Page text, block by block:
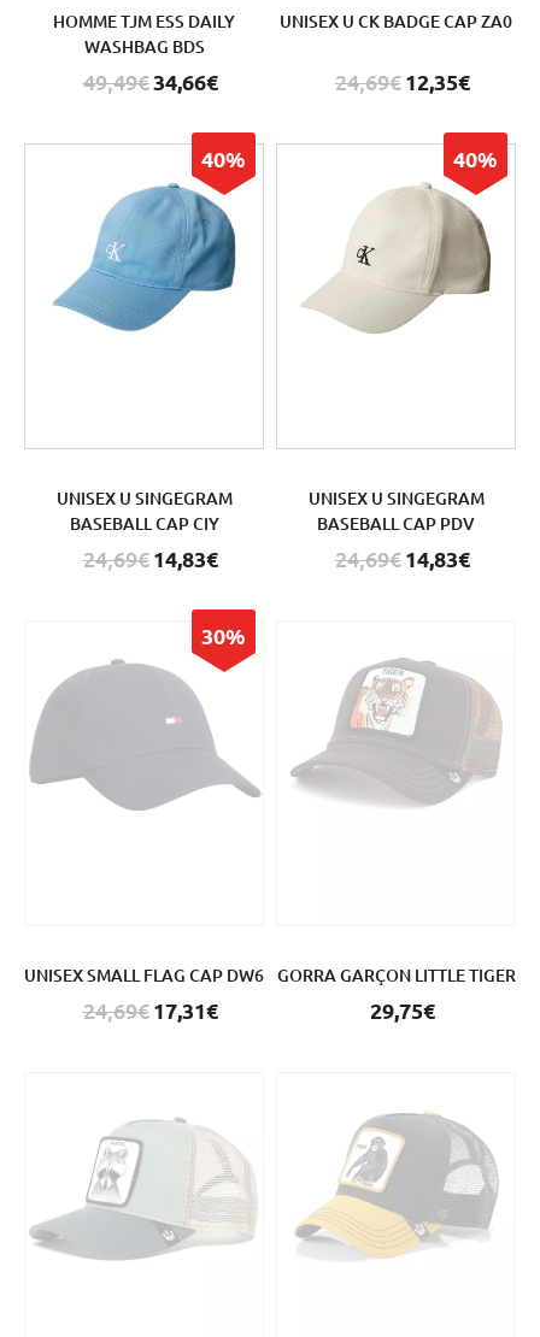
HOMME TJM ESS DAILY
WASHBAG BDS
49,49€34,66€
UNISEX U CK BADGE CAP ZA0
24,69€12,35€
40%
UNISEX U SINGEGRAM
BASEBALL CAP CIY
24,69€14,83€
40%
UNISEX U SINGEGRAM
BASEBALL CAP PDV
24,69€14,83€
30%
UNISEX SMALL FLAG CAP DW6
24,69€17,31€
GORRA GARÇON LITTLE TIGER
29,75€